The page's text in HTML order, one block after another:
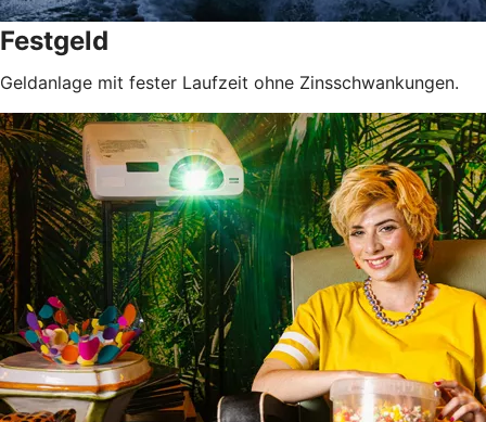
Festgeld
Geldanlage mit fester Laufzeit ohne Zinsschwankungen.